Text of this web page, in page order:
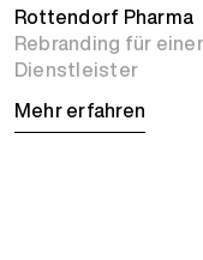
Rottendorf Pharma
Rebranding für
Dienstleister
Mehr erfahren